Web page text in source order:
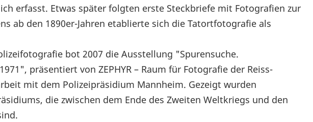
erfasst. Etwas später folgten erste Steckbriefe mit Fotografien zur
ab den 1890er-Jahren etablierte sich die Tatortfotografie als
bot 2007 die Ausstellung "Spurensuche.
präsentiert von ZEPHYR – Raum für Fotografie der Reiss-
mit dem Polizeipräsidium Mannheim. Gezeigt wurden
die zwischen dem Ende des Zweiten Weltkriegs und den